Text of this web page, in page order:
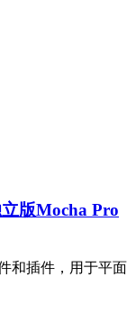
版Mocha Pro
和插件，用于平面